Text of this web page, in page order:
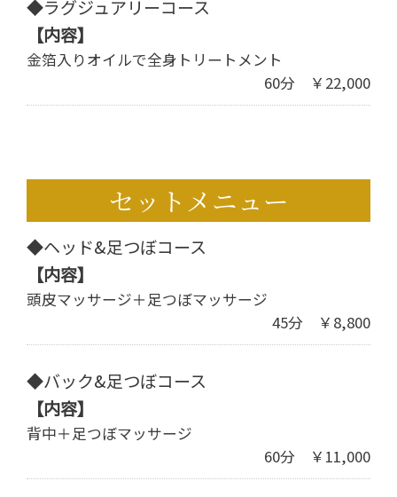
◆ラグジュアリーコース
【内容】
金箔入りオイルで全身トリートメント
60分 ￥22,000
セットメニュー
◆ヘッド&足つぼコース
【内容】
頭皮マッサージ＋足つぼマッサージ
45分 ￥8,800
◆バック&足つぼコース
【内容】
背中＋足つぼマッサージ
60分 ￥11,000